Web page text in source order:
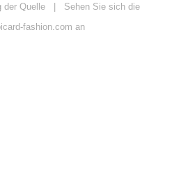
der Quelle | Sehen Sie sich die
fashion.com an